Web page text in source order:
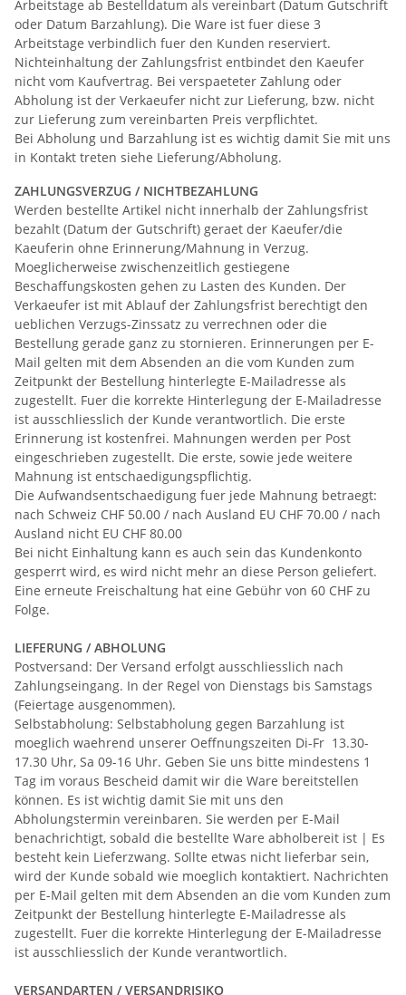
Arbeitstage ab Bestelldatum als vereinbart (Datum Gutschrift
oder Datum Barzahlung). Die Ware ist fuer diese 3
Arbeitstage verbindlich fuer den Kunden reserviert.
Nichteinhaltung der Zahlungsfrist entbindet den Kaeufer
nicht vom Kaufvertrag. Bei verspaeteter Zahlung oder
Abholung ist der Verkaeufer nicht zur Lieferung, bzw. nicht
zur Lieferung zum vereinbarten Preis verpflichtet.
Bei Abholung und Barzahlung ist es wichtig damit Sie mit uns
in Kontakt treten siehe Lieferung/Abholung.
ZAHLUNGSVERZUG / NICHTBEZAHLUNG
Werden bestellte Artikel nicht innerhalb der Zahlungsfrist
bezahlt (Datum der Gutschrift) geraet der Kaeufer/die
Kaeuferin ohne Erinnerung/Mahnung in Verzug.
Moeglicherweise zwischenzeitlich gestiegene
Beschaffungskosten gehen zu Lasten des Kunden. Der
Verkaeufer ist mit Ablauf der Zahlungsfrist berechtigt den
ueblichen Verzugs-Zinssatz zu verrechnen oder die
Bestellung gerade ganz zu stornieren. Erinnerungen per E-
Mail gelten mit dem Absenden an die vom Kunden zum
Zeitpunkt der Bestellung hinterlegte E-Mailadresse als
zugestellt. Fuer die korrekte Hinterlegung der E-Mailadresse
ist ausschliesslich der Kunde verantwortlich. Die erste
Erinnerung ist kostenfrei. Mahnungen werden per Post
eingeschrieben zugestellt. Die erste, sowie jede weitere
Mahnung ist entschaedigungspflichtig.
Die Aufwandsentschaedigung fuer jede Mahnung betraegt:
nach Schweiz CHF 50.00 / nach Ausland EU CHF 70.00 / nach
Ausland nicht EU CHF 80.00
Bei nicht Einhaltung kann es auch sein das Kundenkonto
gesperrt wird, es wird nicht mehr an diese Person geliefert.
Eine erneute Freischaltung hat eine Gebühr von 60 CHF zu
Folge.
LIEFERUNG / ABHOLUNG
Postversand: Der Versand erfolgt ausschliesslich nach
Zahlungseingang. In der Regel von Dienstags bis Samstags
(Feiertage ausgenommen).
Selbstabholung: Selbstabholung gegen Barzahlung ist
moeglich waehrend unserer Oeffnungszeiten Di-Fr 13.30-
17.30 Uhr, Sa 09-16 Uhr. Geben Sie uns bitte mindestens 1
Tag im voraus Bescheid damit wir die Ware bereitstellen
können. Es ist wichtig damit Sie mit uns den
Abholungstermin vereinbaren. Sie werden per E-Mail
benachrichtigt, sobald die bestellte Ware abholbereit ist | Es
besteht kein Lieferzwang. Sollte etwas nicht lieferbar sein,
wird der Kunde sobald wie moeglich kontaktiert. Nachrichten
per E-Mail gelten mit dem Absenden an die vom Kunden zum
Zeitpunkt der Bestellung hinterlegte E-Mailadresse als
zugestellt. Fuer die korrekte Hinterlegung der E-Mailadresse
ist ausschliesslich der Kunde verantwortlich.
VERSANDARTEN / VERSANDRISIKO